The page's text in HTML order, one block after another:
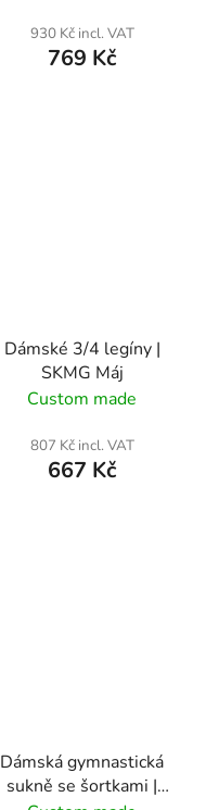
930 Kč incl. VAT
769 Kč
Dámské 3/4 legíny |
SKMG Máj
Custom made
807 Kč incl. VAT
667 Kč
Dámská gymnastická
sukně se šortkami |